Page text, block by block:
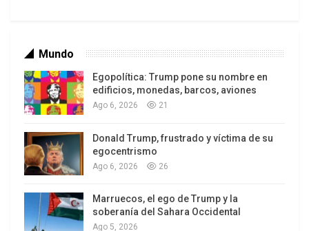
Los latinos le van dando la espalda a Trump
Mundo
Egopolítica: Trump pone su nombre en
edificios, monedas, barcos, aviones
Ago 6, 2026 21
Donald Trump, frustrado y víctima de su
egocentrismo
Ago 6, 2026 26
Marruecos, el ego de Trump y la
soberanía del Sahara Occidental
Ago 5, 2026